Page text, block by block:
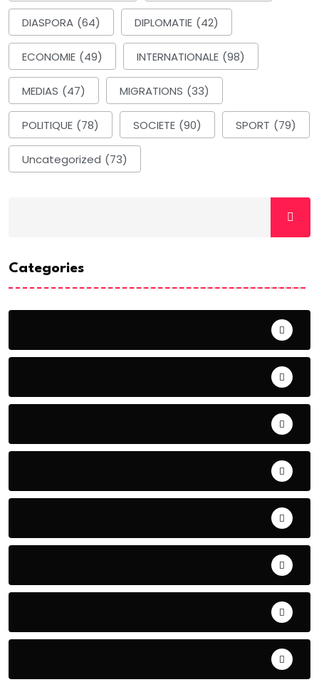
DIASPORA (64) DIPLOMATIE (42)
ECONOMIE (49) INTERNATIONALE (98)
MEDIAS (47) MIGRATIONS (33)
POLITIQUE (78) SOCIETE (90) SPORT (79)
Uncategorized (73)
Categories